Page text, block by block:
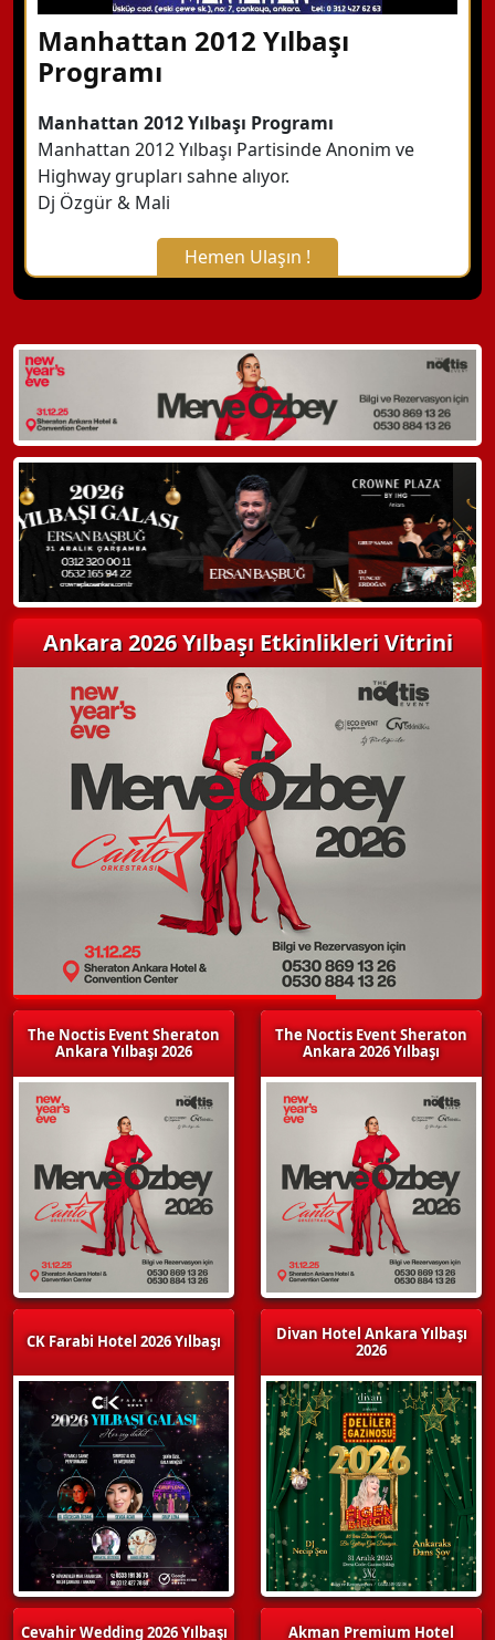
Manhattan 2012 Yılbaşı
Programı
Manhattan 2012 Yılbaşı Programı
Manhattan 2012 Yılbaşı Partisinde Anonim ve
Highway grupları sahne alıyor.
Dj Özgür & Mali
Hemen Ulaşın !
X Kapat
WhatsApp ile Bilgi Alın
Hemen Arayın
Detaylı Bilgi Alın
Ankara 2026 Yılbaşı Etkinlikleri Vitrini
The Noctis Event Sheraton
Ankara Yılbaşı 2026
CK Farabi Hotel 2026 Yılbaşı
Cevahir Wedding 2026 Yılbaşı
The Noctis Event Sheraton
Ankara 2026 Yılbaşı
Divan Hotel Ankara Yılbaşı
2026
Akman Premium Hotel